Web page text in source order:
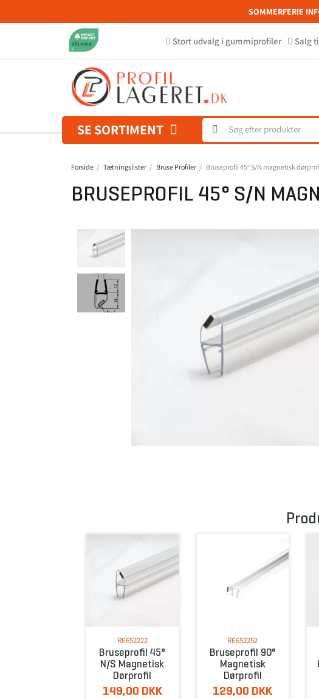
SOMMERFERIE
Stort udvalg i gummiprofiler Salg
SE SORTIMENT
Forside Tætningslister Bruse Profiler Bruseprofil 45° S/N magnetisk
BRUSEPROFIL 45° S/N
RE652222
Bruseprofil 45°
N/S Magnetisk
Dørprofil
149,00 DKK
RE652252
Bruseprofil 90°
Magnetisk
Dørprofil
129,00 DKK